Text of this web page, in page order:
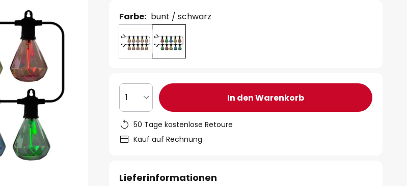
Farbe: bunt / schwarz
1 In den Warenkorb
50 Tage kostenlose Retoure
Kauf auf Rechnung
Lieferinformationen